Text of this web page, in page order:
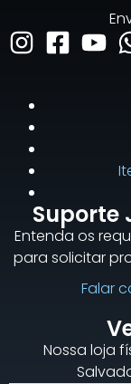
Suporte
Entenda os
para solicitar
Falar
Nossa loja